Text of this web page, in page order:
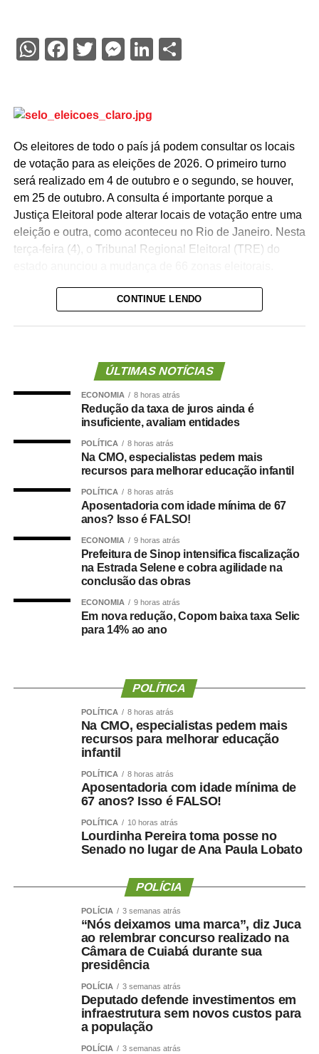
WhatsApp
Facebook
Twitter
Messenger
LinkedIn
Share
Os eleitores de todo o país já podem consultar os locais
de votação para as eleições de 2026. O primeiro turno
será realizado em 4 de outubro e o segundo, se houver,
em 25 de outubro. A consulta é importante porque a
Justiça Eleitoral pode alterar locais de votação entre uma
eleição e outra, como aconteceu no Rio de Janeiro. Nesta
terça-feira (4), o Tribunal Regional Eleitoral (TRE) do
A consulta pode ser feita napágina do Tribunal
Superior Eleitoral (TSE), na área de Serviços eleitorais,
informando CPF, nome da mãe e data de nascimento ou
acessando o sistema com o e-Título. Nesse caso, basta
informar o CPF e o código gerado pelo aplicativo.
Além do local de votação, o portal permite consultar o
número do título, verificar a situação eleitoral e confirmar
a autenticidade de documentos emitidos pela Justiça
Rio de Janeiro
As mudanças anunciadas pelo TRE do Rio de Janeiro
afetam cerca de 188 mil eleitores em 20 municípios.
Segundo o tribunal, a decisão foi tomada por motivos de
segurança para evitar que a votação ocorra em locais
dominados pelo crime organizado e classificados como
citação da Agência Senado)
Agência Senado
COMENTE ABAIXO:
WhatsApp
Facebook
Twitter
Messenger
LinkedIn
Share
CONTINUE LENDO
ÚLTIMAS NOTÍCIAS
ECONOMIA 8 horas atrás
Redução da taxa de juros ainda é
insuficiente, avaliam entidades
POLÍTICA 8 horas atrás
Na CMO, especialistas pedem mais
recursos para melhorar educação infantil
POLÍTICA 8 horas atrás
Aposentadoria com idade mínima de 67
anos? Isso é FALSO!
ECONOMIA 9 horas atrás
Prefeitura de Sinop intensifica fiscalização
na Estrada Selene e cobra agilidade na
conclusão das obras
ECONOMIA 9 horas atrás
Em nova redução, Copom baixa taxa Selic
para 14% ao ano
POLÍTICA
POLÍTICA 8 horas atrás
Na CMO, especialistas pedem mais
recursos para melhorar educação
infantil
POLÍTICA 8 horas atrás
Aposentadoria com idade mínima de
67 anos? Isso é FALSO!
POLÍTICA 10 horas atrás
Lourdinha Pereira toma posse no
Senado no lugar de Ana Paula Lobato
POLÍCIA
POLÍCIA 3 semanas atrás
“Nós deixamos uma marca”, diz Juca
ao relembrar concurso realizado na
Câmara de Cuiabá durante sua
presidência
POLÍCIA 3 semanas atrás
Deputado defende investimentos em
infraestrutura sem novos custos para
a população
POLÍCIA 3 semanas atrás